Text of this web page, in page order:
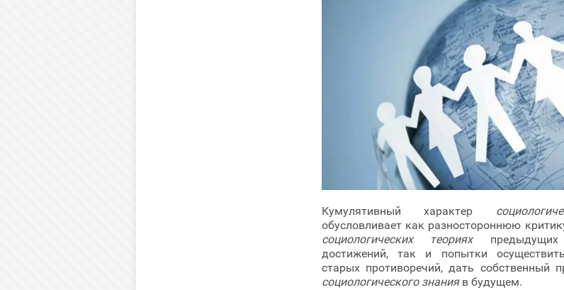
Кумулятивный характер
обусловливает как разностороннюю
социологических теорияхпредыдущих
достижений, так и попытки
старых противоречий, дать собственный
социологического знанияв будущем.